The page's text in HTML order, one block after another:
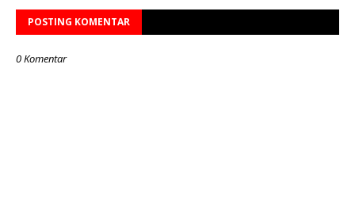
POSTING KOMENTAR
0 Komentar